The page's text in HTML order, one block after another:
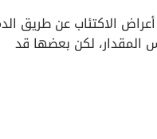
الاكتئاب عن طريق
المقدار، لكن بعضها قد